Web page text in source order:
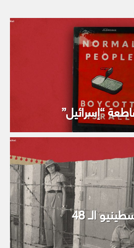
“إسرائيل”
عندما سُجن فلسطينيو الـ 48